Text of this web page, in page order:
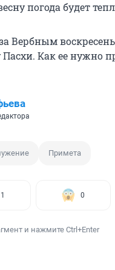
погода будет
Вербным
Как ее нужно
Примета
1 0
и нажмите Ctrl+Enter